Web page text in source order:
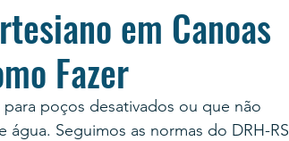
em Canoas
Fazer
poços desativados ou que não
Seguimos as normas do DRH-RS